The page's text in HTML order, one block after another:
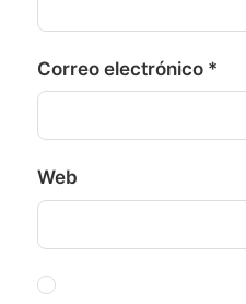
Correo electrónico *
Web